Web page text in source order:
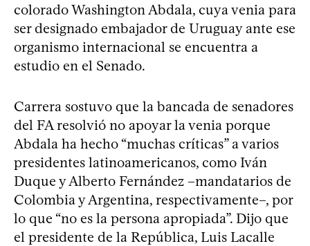
colorado Washington Abdala, cuya venia para
ser designado embajador de Uruguay ante ese
organismo internacional se encuentra a
estudio en el Senado.
Carrera sostuvo que la bancada de senadores
del FA resolvió no apoyar la venia porque
Abdala ha hecho “muchas críticas” a varios
presidentes latinoamericanos, como Iván
Duque y Alberto Fernández –mandatarios de
Colombia y Argentina, respectivamente–, por
lo que “no es la persona apropiada”. Dijo que
el presidente de la República, Luis Lacalle